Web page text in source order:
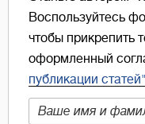
Воспользуйтесь
чтобы прикрепить
оформленный
публикации статей"